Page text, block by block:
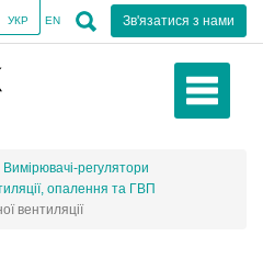
Зв'язатися з нами
УКР EN
Вимірювачі-регулятори
опалення та ГВП
вентиляції